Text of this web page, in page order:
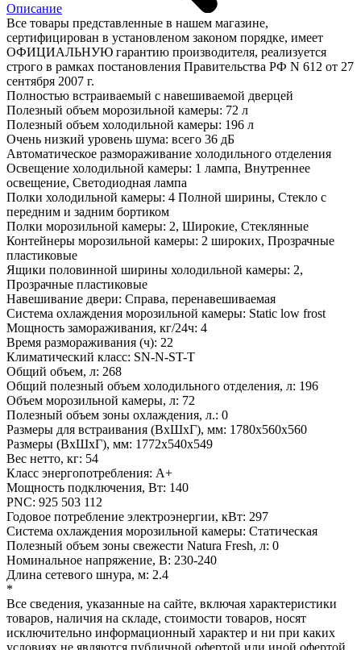
Описание
Все товары представленные в нашем магазине,
сертифицирован в установленом законом порядке, имеет
ОФИЦИАЛЬНУЮ гарантию производителя, реализуется
строго в рамках постановления Правительства РФ N 612 от 27
сентября 2007 г.
Полностью встраиваемый с навешиваемой дверцей
Полезный объем морозильной камеры: 72 л
Полезный объем холодильной камеры: 196 л
Очень низкий уровень шума: всего 36 дБ
Автоматическое размораживание холодильного отделения
Освещение холодильной камеры: 1 лампа, Внутреннее
освещение, Светодиодная лампа
Полки холодильной камеры: 4 Полной ширины, Стекло с
передним и задним бортиком
Полки морозильной камеры: 2, Широкие, Стеклянные
Контейнеры морозильной камеры: 2 широких, Прозрачные
пластиковые
Ящики половинной ширины холодильной камеры: 2,
Прозрачные пластиковые
Навешивание двери: Справа, перенавешиваемая
Система охлаждения морозильной камеры: Static low frost
Мощность замораживания, кг/24ч: 4
Время размораживания (ч): 22
Климатический класс: SN-N-ST-T
Общий объем, л: 268
Общий полезный объем холодильного отделения, л: 196
Объем морозильной камеры, л: 72
Полезный объем зоны охлаждения, л.: 0
Размеры для встраивания (ВхШхГ), мм: 1780х560х560
Размеры (ВхШхГ), мм: 1772x540x549
Вес нетто, кг: 54
Класс энергопотребления: A+
Мощность подключения, Вт: 140
PNC: 925 503 112
Годовое потребление электроэнергии, кВт: 297
Система охлаждения морозильной камеры: Статическая
Полезный объем зоны свежести Natura Fresh, л: 0
Номинальное напряжение, В: 230-240
Длина сетевого шнура, м: 2.4
*
Все сведения, указанные на сайте, включая характеристики
товаров, наличия на складе, стоимости товаров, носят
исключительно информационный характер и ни при каких
условиях не являются публичной офертой или иной офертой,